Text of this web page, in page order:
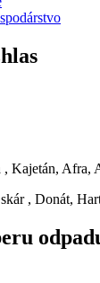
, Kajetán, Afra,
, Donát,